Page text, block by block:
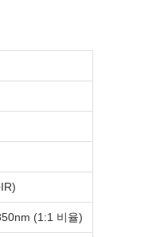
(1:1 비율)